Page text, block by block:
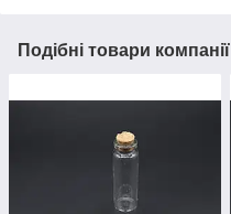
Подібні товари компанії